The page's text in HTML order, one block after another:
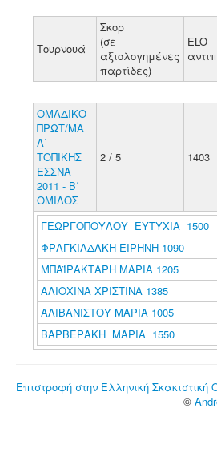
Τουρνουά
Σκορ
(σε
αξιολογημένες
παρτίδες)
ELO
ΟΜΑΔΙΚΟ
ΠΡΩΤ/ΜΑ
Α΄
ΤΟΠΙΚΗΣ
ΕΣΣΝΑ
2011 - Β΄
ΟΜΙΛΟΣ
2 / 5 1403
ΓΕΩΡΓΟΠΟΥΛΟΥ ΕΥΤΥΧΙΑ 1500
ΦΡΑΓΚΙΑΔΑΚΗ ΕΙΡΗΝΗ 1090
ΜΠΑΪΡΑΚΤΑΡΗ ΜΑΡΙΑ 1205
ΑΛΙΟΧΙΝΑ ΧΡΙΣΤΙΝΑ 1385
ΑΛΙΒΑΝΙΣΤΟΥ ΜΑΡΙΑ 1005
ΒΑΡΒΕΡΑΚΗ ΜΑΡΙΑ 1550
Επιστροφή στην Ελληνική Σκακιστική
©